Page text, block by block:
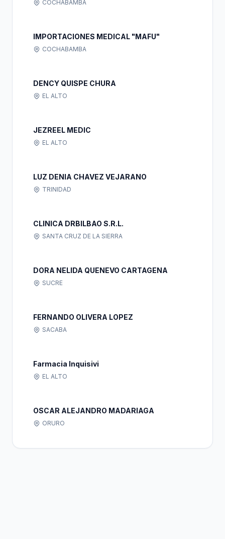
COCHABAMBA
IMPORTACIONES MEDICAL "MAFU"
COCHABAMBA
DENCY QUISPE CHURA
EL ALTO
JEZREEL MEDIC
EL ALTO
LUZ DENIA CHAVEZ VEJARANO
TRINIDAD
CLINICA DRBILBAO S.R.L.
SANTA CRUZ DE LA SIERRA
DORA NELIDA QUENEVO CARTAGENA
SUCRE
FERNANDO OLIVERA LOPEZ
SACABA
Farmacia Inquisivi
EL ALTO
OSCAR ALEJANDRO MADARIAGA
ORURO